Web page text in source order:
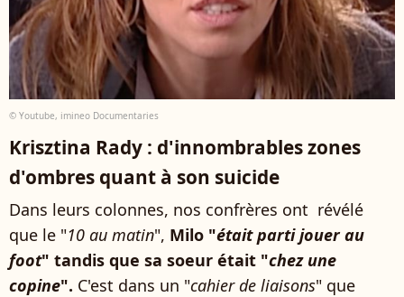
© Youtube, imineo Documentaries
Krisztina Rady : d'innombrables zones
d'ombres quant à son suicide
Dans leurs colonnes, nos confrères ont révélé
que le "10 au matin", Milo "était parti jouer au
foot" tandis que sa soeur était "chez une
copine". C'est dans un "cahier de liaisons" que